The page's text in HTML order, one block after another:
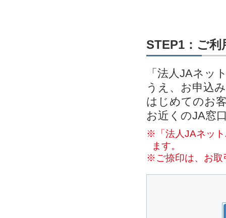
STEP1：ご利
「法人JAネッ
うえ、お申込
はじめてのお
お近くのJA窓
※「法人JAネット
ます。
※ご捺印は、お取